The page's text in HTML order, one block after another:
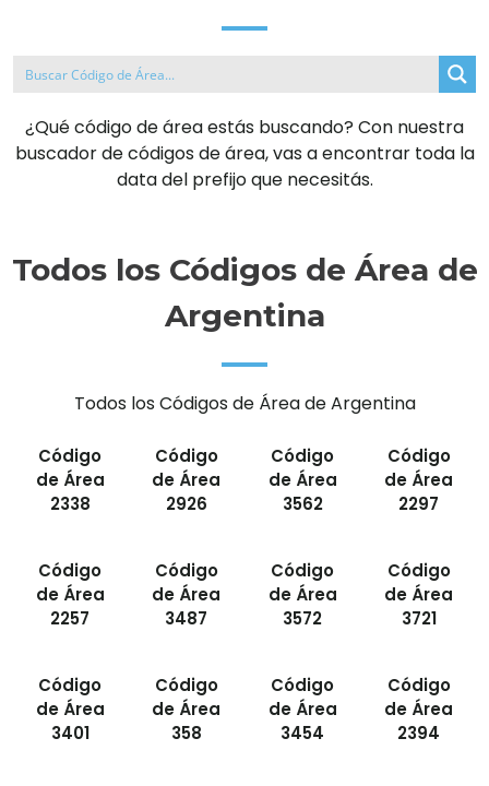
¿Qué código de área estás buscando? Con nuestra
buscador de códigos de área, vas a encontrar toda la
data del prefijo que necesitás.
Todos los Códigos de Área de
Argentina
Todos los Códigos de Área de Argentina
Código
de Área
2338
Código
de Área
2926
Código
de Área
3562
Código
de Área
2297
Código
de Área
2257
Código
de Área
3487
Código
de Área
3572
Código
de Área
3721
Código
de Área
3401
Código
de Área
358
Código
de Área
3454
Código
de Área
2394